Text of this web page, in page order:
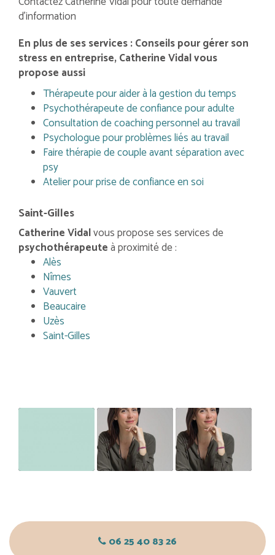
d'information
En plus de ses services :Conseils pour gérer son
stress en entreprise, Catherine Vidal vous
propose aussi
Thérapeute pour aider à la gestion du temps
Psychothérapeute de confiance pour adulte
Consultation de coaching personnel au travail
Psychologue pour problèmes liés au travail
Faire thérapie de couple avant séparation avec
psy
Atelier pour prise de confiance en soi
Saint-Gilles
Catherine Vidalvous propose ses services de
psychothérapeuteà proximité de :
Alès
Nîmes
Vauvert
Beaucaire
Uzès
Saint-Gilles
DÉBORDÉE
LIBÉRALE ET
06 25 40 83 26